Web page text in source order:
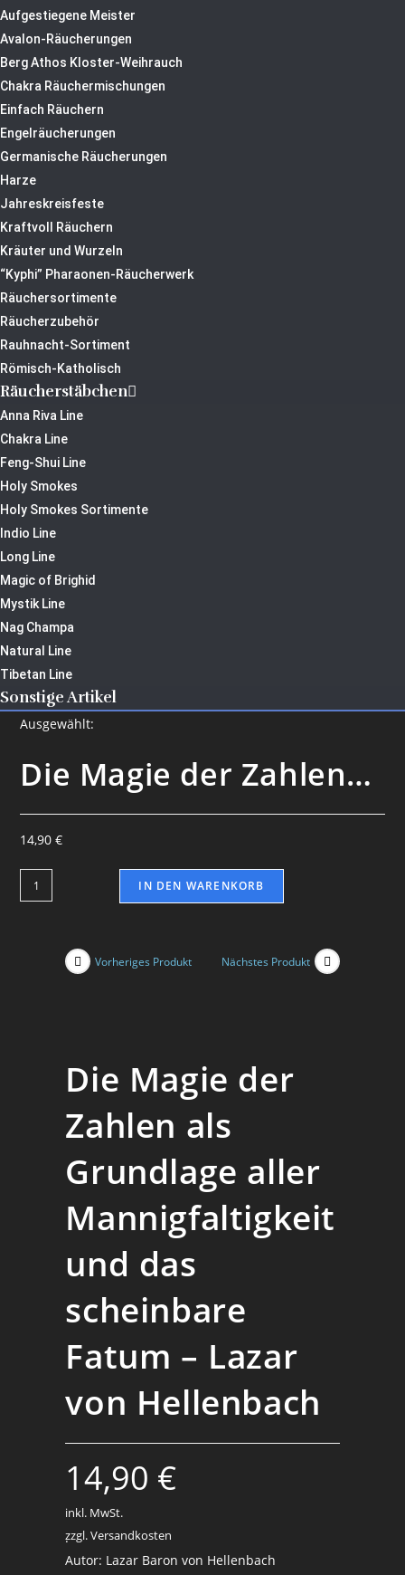
Aufgestiegene Meister
Avalon-Räucherungen
Berg Athos Kloster-Weihrauch
Chakra Räuchermischungen
Einfach Räuchern
Engelräucherungen
Germanische Räucherungen
Harze
Jahreskreisfeste
Kraftvoll Räuchern
Kräuter und Wurzeln
“Kyphi” Pharaonen-Räucherwerk
Räuchersortimente
Räucherzubehör
Rauhnacht-Sortiment
Römisch-Katholisch
Räucherstäbchen
Anna Riva Line
Chakra Line
Feng-Shui Line
Holy Smokes
Holy Smokes Sortimente
Indio Line
Long Line
Magic of Brighid
Mystik Line
Nag Champa
Natural Line
Tibetan Line
Sonstige Artikel
Ausgewählt:
Die Magie der Zahlen…
14,90€
IN DEN WARENKORB
Vorheriges Produkt Nächstes Produkt
Die Magie der
Zahlen als
Grundlage aller
Mannigfaltigkeit
und das
scheinbare
Fatum – Lazar
von Hellenbach
14,90 €
inkl. MwSt.
zzgl. Versandkosten
.
Autor: Lazar Baron von Hellenbach